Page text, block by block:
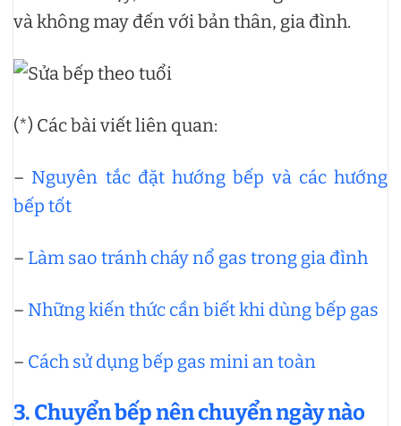
và không may đến với bản thân, gia đình.
(*) Các bài viết liên quan:
– Nguyên tắc đặt hướng bếp và các hướng
bếp tốt
– Làm sao tránh cháy nổ gas trong gia đình
– Những kiến thức cần biết khi dùng bếp gas
– Cách sử dụng bếp gas mini an toàn
3. Chuyển bếp nên chuyển ngày nào